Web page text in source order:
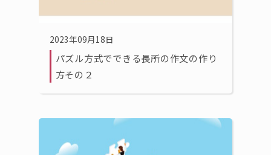
2023年09月18日
パズル方式でできる長所の作文の作り
方その２